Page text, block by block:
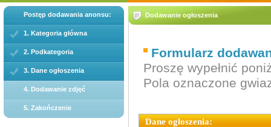
Postęp dodawania anonsu:
1. Kategoria główna
2. Podkategoria
3. Dane ogłoszenia
4. Dodawanie zdjęć
5. Zakończenie
Dodawanie ogłoszenia
Formularz
Proszę wypełnić
Pola oznaczone
Dane ogłoszenia: